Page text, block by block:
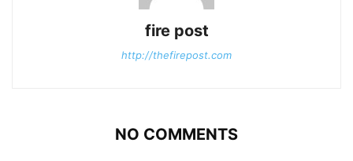
fire post
http://thefirepost.com
NO COMMENTS